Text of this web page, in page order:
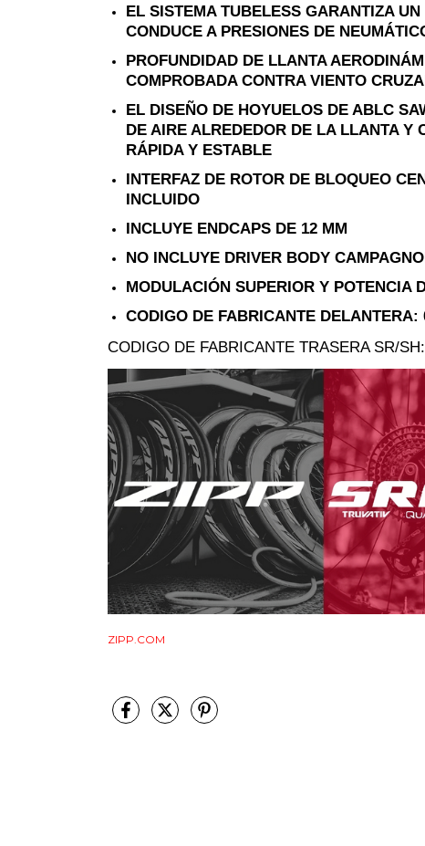
EL SISTEMA TUBELESS GARANTIZA
CONDUCE A PRESIONES DE
PROFUNDIDAD DE LLANTA
COMPROBADA CONTRA VIENTO
EL DISEÑO DE HOYUELOS DE ABLC
DE AIRE ALREDEDOR DE LA LLANTA Y
RÁPIDA Y ESTABLE
INTERFAZ DE ROTOR DE BLOQUEO
INCLUIDO
INCLUYE ENDCAPS DE 12 MM
NO INCLUYE DRIVER BODY
MODULACIÓN SUPERIOR Y POTENCIA
CODIGO DE FABRICANTE DELANTERA:
CODIGO DE FABRICANTE TRASERA SR/
ZIPP.COM